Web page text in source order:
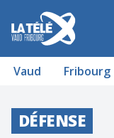
La Télé -
Vaud Fribourg
DÉFENSE